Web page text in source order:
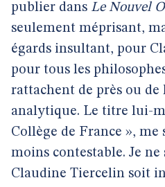
publier dans Le Nouvel
seulement méprisant,
égards insultant, pour
pour tous les
rattachent de près ou
analytique. Le titre lui-
Collège de France », me
moins contestable. Je ne
Claudine Tiercelin soit